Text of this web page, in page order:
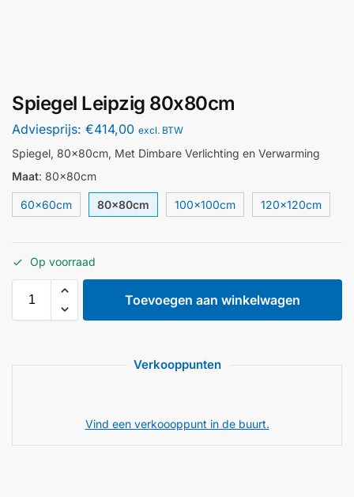
Spiegel Leipzig 80x80cm
Adviesprijs: €414,00 excl. BTW
Spiegel, 80x80cm, Met Dimbare Verlichting en Verwarming
Maat: 80x80cm
60x60cm 80x80cm 100x100cm 120x120cm
Op voorraad
Toevoegen aan winkelwagen
Verkooppunten
Vind een verkoooppunt in de buurt.